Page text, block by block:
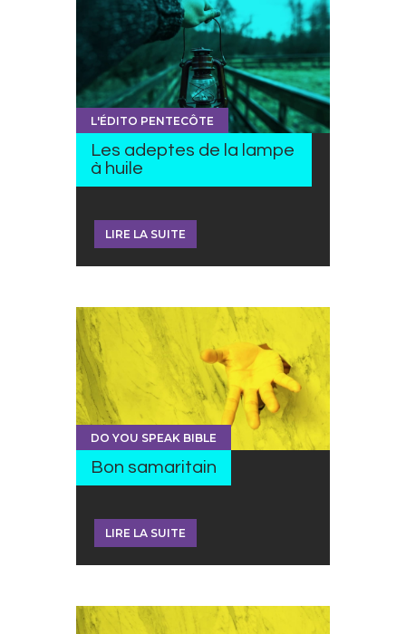
L'ÉDITO PENTECÔTE
Les adeptes de la lampe
à huile
LIRE LA SUITE
DO YOU SPEAK BIBLE
Bon samaritain
LIRE LA SUITE